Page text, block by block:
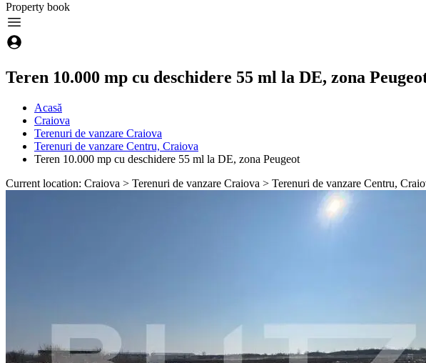
Property book
Teren 10.000 mp cu deschidere 55 ml la DE, zona
Acasă
Craiova
Terenuri de vanzare Craiova
Terenuri de vanzare Centru, Craiova
Teren 10.000 mp cu deschidere 55 ml la DE, zona Peugeot
Current location: Craiova > Terenuri de vanzare Craiova > Terenuri de vanzare Centru,